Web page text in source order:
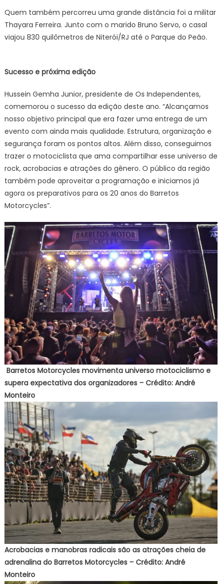
Quem também percorreu uma grande distância foi a militar
Thayara Ferreira. Junto com o marido Bruno Servo, o casal
viajou 830 quilômetros de Niterói/RJ até o Parque do Peão.
Sucesso e próxima edição
Hussein Gemha Junior, presidente de Os Independentes,
comemorou o sucesso da edição deste ano. “Alcançamos
nosso objetivo principal que era fazer uma entrega de um
evento com ainda mais qualidade. Estrutura, organização e
segurança foram os pontos altos. Além disso, conseguimos
trazer o motociclista que ama compartilhar esse universo de
rock, acrobacias e atrações do gênero. O público da região
também pode aproveitar a programação e iniciamos já
agora os preparativos para os 20 anos do Barretos
Motorcycles”.
Barretos Motorcycles movimenta universo motociclismo e
supera expectativa dos organizadores – Crédito: André
Monteiro
Acrobacias e manobras radicais são as atrações cheia de
adrenalina do Barretos Motorcycles – Crédito: André
Monteiro